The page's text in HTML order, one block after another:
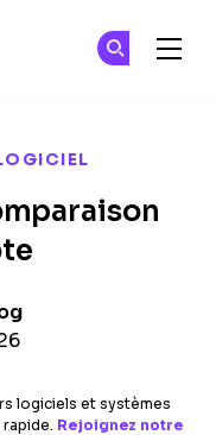
logiciels et systèmes
Rejoignez notre